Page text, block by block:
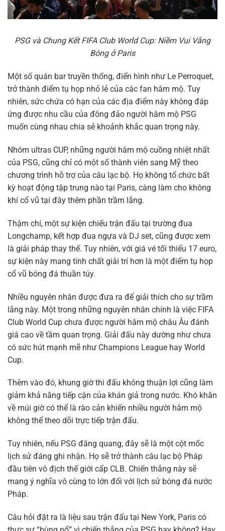
PSG và Chung Kết FIFA Club World Cup: Niềm Vui Vắng
Bóng ở Paris
Một số quán bar truyền thống, điển hình như Le Perroquet,
trở thành điểm tụ họp nhỏ lẻ của các fan hâm mộ. Tuy
nhiên, sức chứa có hạn của các địa điểm này không đáp
ứng được nhu cầu của đông đảo người hâm mộ PSG
muốn cùng nhau chia sẻ khoảnh khắc quan trọng này.
Nhóm ultras CUP, những người hâm mộ cuồng nhiệt nhất
của PSG, cũng chỉ có một số thành viên sang Mỹ theo
chương trình hỗ trợ của câu lạc bộ. Họ không tổ chức bất
kỳ hoạt động tập trung nào tại Paris, càng làm cho không
khí cổ vũ tại đây thêm phần trầm lắng.
Thậm chí, một sự kiện chiếu trận đấu tại trường đua
Longchamp, kết hợp đua ngựa và DJ set, cũng được xem
là giải pháp thay thế. Tuy nhiên, với giá vé tối thiểu 17 euro,
sự kiện này mang tính chất giải trí hơn là một điểm tụ họp
cổ vũ bóng đá thuần túy.
Nhiều nguyên nhân được đưa ra để giải thích cho sự trầm
lắng này. Một trong những nguyên nhân chính là việc FIFA
Club World Cup chưa được người hâm mộ châu Âu đánh
giá cao về tầm quan trọng. Giải đấu này dường như chưa
có sức hút mạnh mẽ như Champions League hay World
Cup.
Thêm vào đó, khung giờ thi đấu không thuận lợi cũng làm
giảm khả năng tiếp cận của khán giả trong nước. Khó khăn
về múi giờ có thể là rào cản khiến nhiều người hâm mộ
không thể theo dõi trực tiếp trận đấu.
Tuy nhiên, nếu PSG đăng quang, đây sẽ là một cột mốc
lịch sử đáng ghi nhận. Họ sẽ trở thành câu lạc bộ Pháp
đầu tiên vô địch thế giới cấp CLB. Chiến thắng này sẽ
mang ý nghĩa vô cùng to lớn đối với lịch sử bóng đá nước
Pháp.
Câu hỏi đặt ra là liệu sau trận đấu tại New York, Paris có